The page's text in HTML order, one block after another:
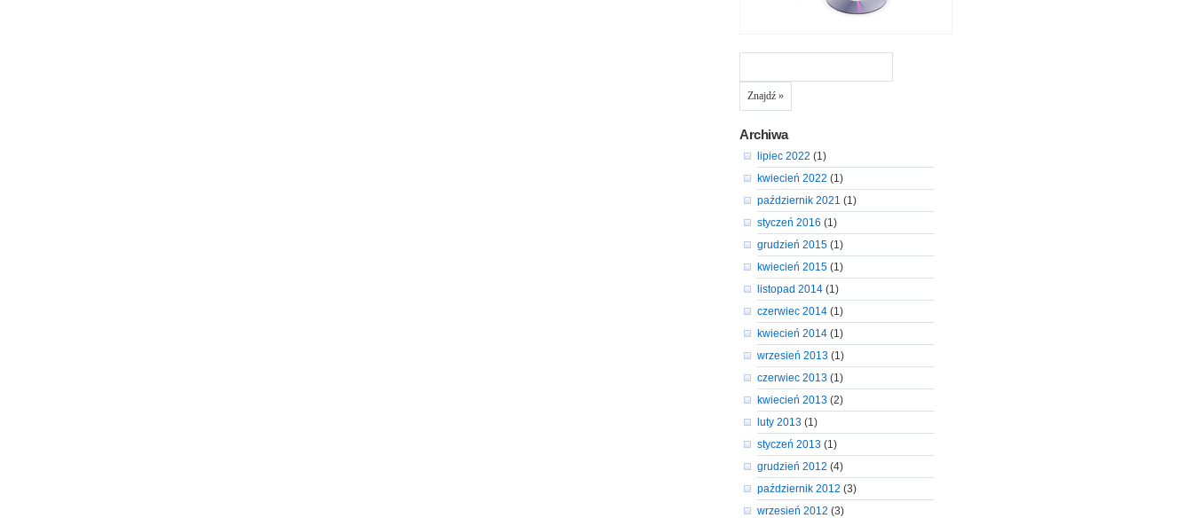
Archiwa
lipiec 2022 (1)
kwiecień 2022 (1)
październik 2021 (1)
styczeń 2016 (1)
grudzień 2015 (1)
kwiecień 2015 (1)
listopad 2014 (1)
czerwiec 2014 (1)
kwiecień 2014 (1)
wrzesień 2013 (1)
czerwiec 2013 (1)
kwiecień 2013 (2)
luty 2013 (1)
styczeń 2013 (1)
grudzień 2012 (4)
październik 2012 (3)
wrzesień 2012 (3)